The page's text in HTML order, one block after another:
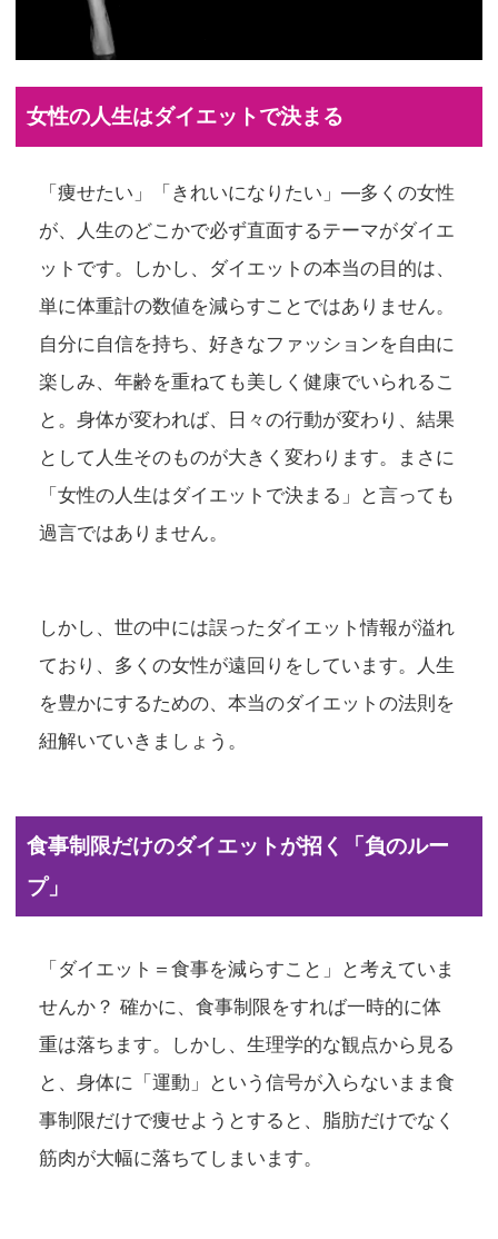
女性の人生はダイエットで決まる
「痩せたい」「きれいになりたい」—多くの女性
が、人生のどこかで必ず直面するテーマがダイエ
ットです。しかし、ダイエットの本当の目的は、
単に体重計の数値を減らすことではありません。
自分に自信を持ち、好きなファッションを自由に
楽しみ、年齢を重ねても美しく健康でいられるこ
と。身体が変われば、日々の行動が変わり、結果
として人生そのものが大きく変わります。まさに
「女性の人生はダイエットで決まる」と言っても
過言ではありません。
しかし、世の中には誤ったダイエット情報が溢れ
ており、多くの女性が遠回りをしています。人生
を豊かにするための、本当のダイエットの法則を
紐解いていきましょう。
食事制限だけのダイエットが招く「負のルー
プ」
「ダイエット＝食事を減らすこと」と考えていま
せんか？ 確かに、食事制限をすれば一時的に体
重は落ちます。しかし、生理学的な観点から見る
と、身体に「運動」という信号が入らないまま食
事制限だけで痩せようとすると、脂肪だけでなく
筋肉が大幅に落ちてしまいます。